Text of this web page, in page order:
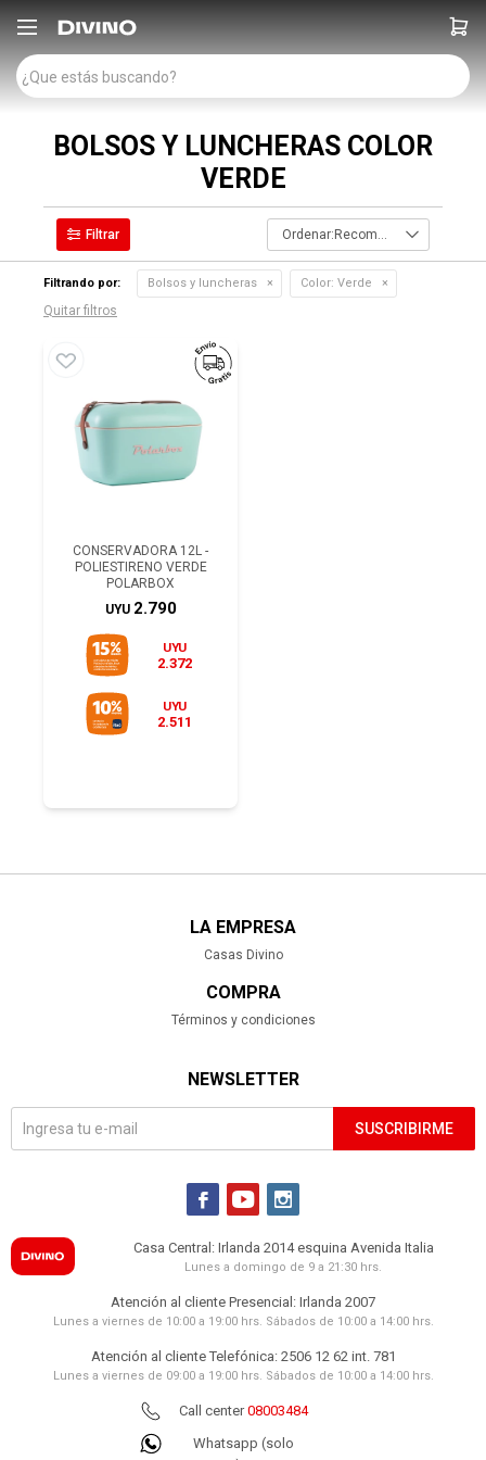

BOLSOS Y LUNCHERAS COLOR
VERDE
Recomendados
Filtrando por: Bolsos y luncheras Color: Verde
Quitar filtros
CONSERVADORA 12L -
POLIESTIRENO VERDE
POLARBOX
UYU 2.790
UYU
2.372
UYU
2.511
LA EMPRESA
Casas Divino
COMPRA
Términos y condiciones
NEWSLETTER
SUSCRIBIRME
  
Casa Central: Irlanda 2014 esquina Avenida Italia
Lunes a domingo de 9 a 21:30 hrs.
Atención al cliente Presencial: Irlanda 2007
Lunes a viernes de 10:00 a 19:00 hrs. Sábados de 10:00 a 14:00 hrs.
Atención al cliente Telefónica: 2506 12 62 int. 781
Lunes a viernes de 09:00 a 19:00 hrs. Sábados de 10:00 a 14:00 hrs.
Call center08003484
Whatsapp (solo